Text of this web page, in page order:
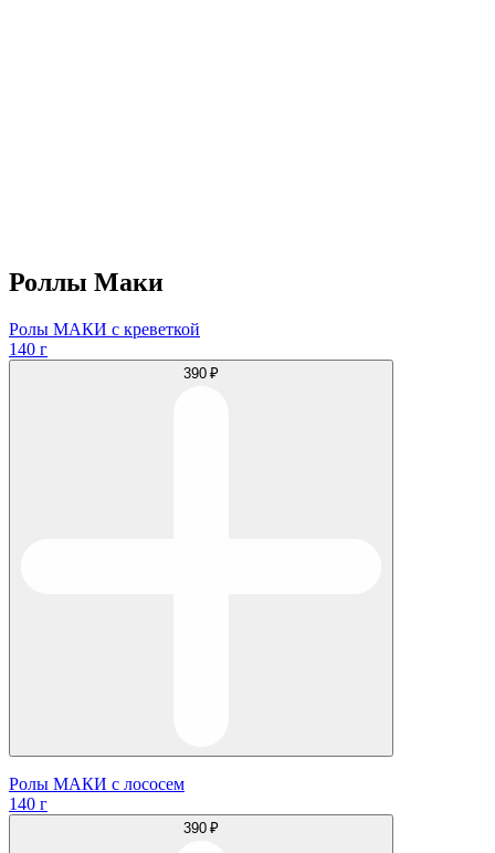
Роллы Маки
Ролы МАКИ с креветкой
140 г
390 ₽
Ролы МАКИ с лососем
140 г
390 ₽